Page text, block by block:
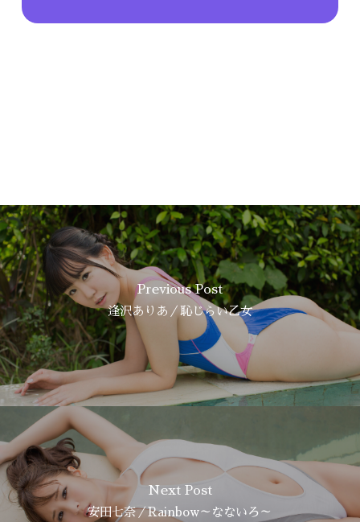
Previous Post
逢沢ありあ／恥じらい乙女
Next Post
安田七奈／Rainbow～なないろ～